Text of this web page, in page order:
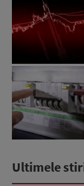
Ultimele